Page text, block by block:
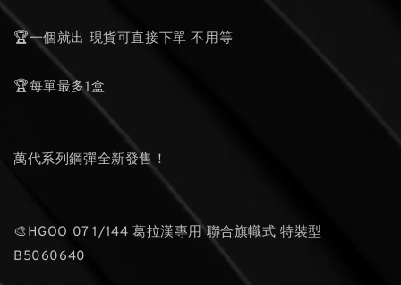
🏆一個就出 現貨可直接下單 不用等
🏆每單最多1盒
萬代系列鋼彈全新發售！
🎨HGOO 07 1/144 葛拉漢專用 聯合旗幟式 特裝型
B5060640